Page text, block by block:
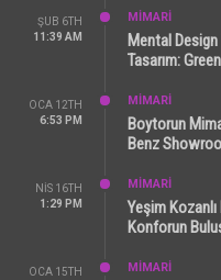
ŞUB 6TH
11:39 AM
MİMARİ
Mental
Tasarım:
OCA 12TH
6:53 PM
MİMARİ
Boytorun
Benz
NIS 16TH
1:29 PM
MİMARİ
Yeşim Kozanlı
Konforun
OCA 15TH
MİMARİ